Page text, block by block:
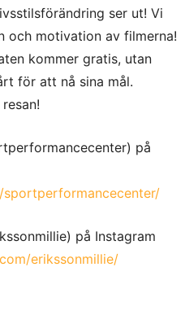
ser ut! Vi
och motivation av filmerna!
kommer gratis, utan
för att nå sina mål.
på
på Instagram
erikssonmillie/